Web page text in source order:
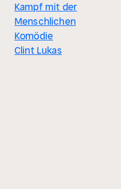
Kampf mit der
Menschlichen
Komödie
Clint Lukas